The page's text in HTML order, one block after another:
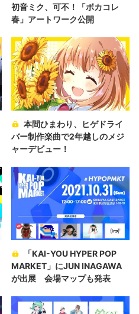
初音ミク、可不！「ボカコレ
春」アートワーク公開
本間ひまわり、ヒゲドライ
バー制作楽曲で2年越しのメジ
ャーデビュー！
「KAI-YOU HYPER POP
MARKET」にJUN INAGAWA
が出展 会場マップも発表